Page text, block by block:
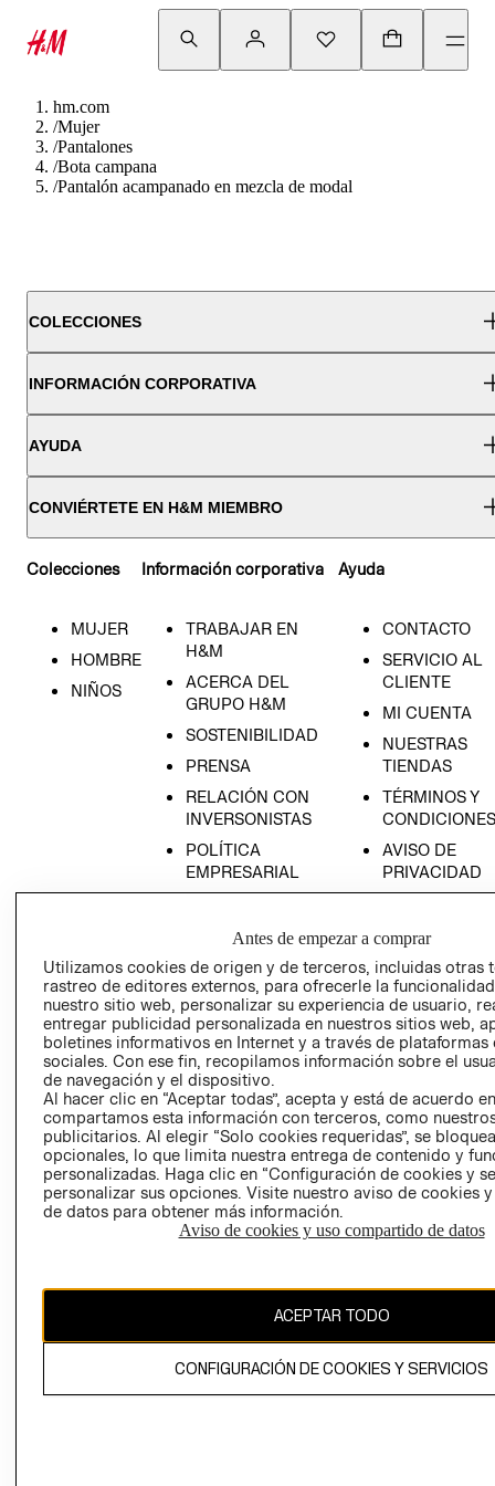
hm.com
/Mujer
/Pantalones
/Bota campana
/Pantalón acampanado en mezcla de modal
COLECCIONES
INFORMACIÓN CORPORATIVA
AYUDA
CONVIÉRTETE EN H&M MIEMBRO
Colecciones
MUJER
HOMBRE
NIÑOS
Información corporativa
TRABAJAR EN
H&M
ACERCA DEL
GRUPO H&M
SOSTENIBILIDAD
PRENSA
RELACIÓN CON
INVERSONISTAS
POLÍTICA
EMPRESARIAL
Ayuda
CONTACTO
SERVICIO AL
CLIENTE
MI CUENTA
NUESTRAS
TIENDAS
TÉRMINOS Y
CONDICIONES
AVISO DE
PRIVACIDAD
AVISO DE
LIBRO DE
Ecuador ($)
CAMBIAR REGIÓN
propiedad de H&M Hennes & Mauritz AB.
Antes de empezar a comprar
Utilizamos cookies de origen y de terceros, incluidas otras
rastreo de editores externos, para ofrecerle la
nuestro sitio web, personalizar su experiencia de usuario,
entregar publicidad personalizada en nuestros sitios web,
boletines informativos en Internet y a través de plataformas
sociales. Con ese fin, recopilamos información sobre el
de navegación y el dispositivo.
Al hacer clic en “Aceptar todas”, acepta y está de acuerdo
compartamos esta información con terceros, como
publicitarios. Al elegir “Solo cookies requeridas”, se
opcionales, lo que limita nuestra entrega de contenido y
personalizadas. Haga clic en “Configuración de cookies y
personalizar sus opciones. Visite nuestro aviso de cookies
de datos para obtener más información.
Aviso de cookies y uso compartido de datos
ACEPTAR TODO
CONFIGURACIÓN DE COOKIES Y SERVICIOS